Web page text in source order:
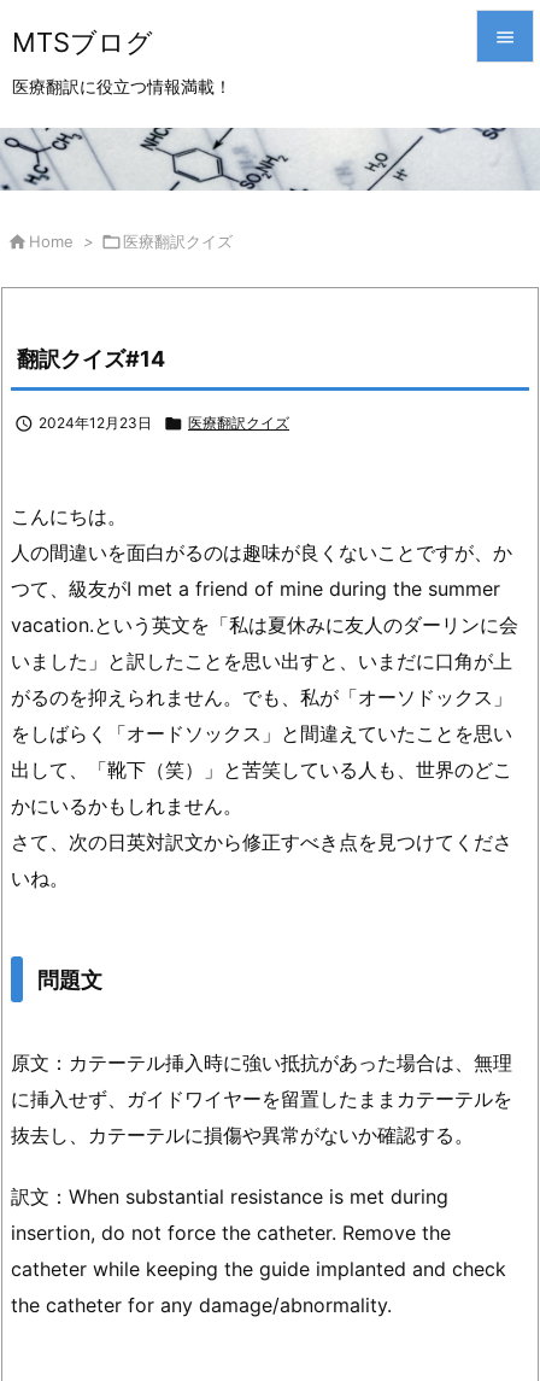
MTSブログ
医療翻訳に役立つ情報満載！


 Home > 医療翻訳クイズ
翻訳クイズ#14
 2024年12月23日  医療翻訳クイズ
こんにちは。
人の間違いを面白がるのは趣味が良くないことですが、か
つて、級友がI met a friend of mine during the summer
vacation.という英文を「私は夏休みに友人のダーリンに会
いました」と訳したことを思い出すと、いまだに口角が上
がるのを抑えられません。でも、私が「オーソドックス」
をしばらく「オードソックス」と間違えていたことを思い
出して、「靴下（笑）」と苦笑している人も、世界のどこ
かにいるかもしれません。
さて、次の日英対訳文から修正すべき点を見つけてくださ
いね。
問題文
原文：カテーテル挿入時に強い抵抗があった場合は、無理
に挿入せず、ガイドワイヤーを留置したままカテーテルを
抜去し、カテーテルに損傷や異常がないか確認する。
訳文：When substantial resistance is met during
insertion, do not force the catheter. Remove the
catheter while keeping the guide implanted and check
the catheter for any damage/abnormality.